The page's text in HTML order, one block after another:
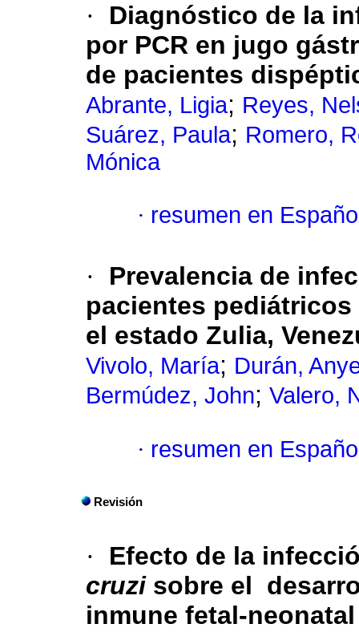
·
Diagnóstico de la
por PCR en jugo
de pacientes
Abrante, Ligia; Reyes,
Suárez, Paula; Romero,
Mónica
· resumen en
·
Prevalencia de
pacientes
el estado Zulia,
Vivolo, María; Durán,
Bermúdez, John; Valero,
· resumen en
Revisión
·
Efecto de la
cruzisobre el
inmune fetal-neonatal